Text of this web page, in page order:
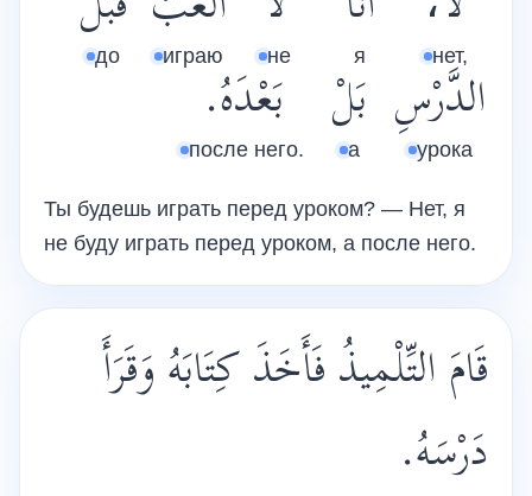
нет,
я
не
играю
до
الدَّرْسِ
урока
بَلْ
а
بَعْدَهُ.
после него.
Ты будешь играть перед уроком? — Нет, я
не буду играть перед уроком, а после него.
قَامَ التِّلْمِيذُ فَأَخَذَ كِتَابَهُ وَقَرَأَ
دَرْسَهُ.